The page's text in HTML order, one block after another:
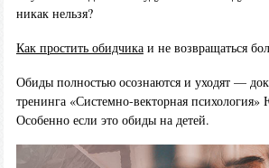
никак нельзя?
Как простить обидчикаи не возвращаться
Обиды полностью осознаются и уходят —
тренинга «Системно-векторная
Особенно если это обиды на детей.